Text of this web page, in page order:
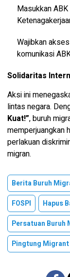
Masukkan
Wajibkan
komunikasi
Solidaritas
Aksi ini
lintas negara.
Kuat!”, buruh
memperjuangkan
perlakuan
migran.
Berita Buruh
FOSPI
Hapus
Persatuan Buruh
Pingtung